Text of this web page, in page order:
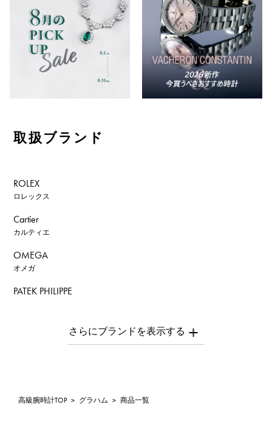
取扱ブランド
ROLEX
ロレックス
Cartier
カルティエ
OMEGA
オメガ
PATEK PHILIPPE
AUDEMARS PIGUET
ROGER DUBUIS
高級腕時計TOP > グラハム > 商品一覧